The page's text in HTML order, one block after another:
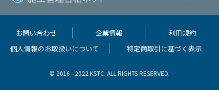
お問い合わせ 企業情報
利用規約
個人情報のお取扱いについて
特定商取引に基づく表示
© 2016 - 2022 KSTC. ALL RIGHTS RESERVED.